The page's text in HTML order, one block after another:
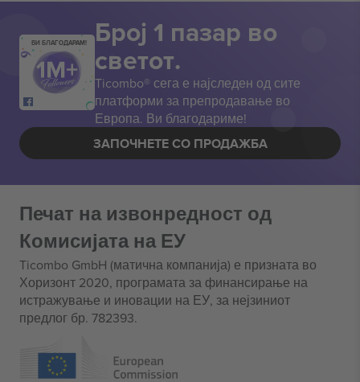
ВИ БЛАГОДАРАМ! Број 1 пазар во
светот.
Ticombo® сега е најследен од сите
платформи за препродавање во
Европа. Ви благодариме!
ЗАПОЧНЕТЕ СО ПРОДАЖБА
Печат на извонредност од
Комисијата на ЕУ
Ticombo GmbH (матична компанија) е призната во
Хоризонт 2020, програмата за финансирање на
истражување и иновации на ЕУ, за нејзиниот
предлог бр. 782393.